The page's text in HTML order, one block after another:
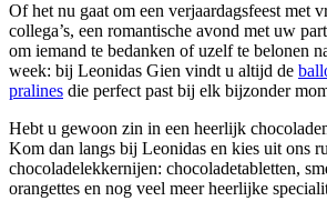
Of het nu gaat om een verjaardagsfeest met
collega’s, een romantische avond met uw
om iemand te bedanken of uzelf te belonen
week: bij Leonidas Gien vindt u altijd de
pralines die perfect past bij elk bijzonder
Hebt u gewoon zin in een heerlijk
Kom dan langs bij Leonidas en kies uit ons
chocoladelekkernijen: chocoladetabletten,
orangettes en nog veel meer heerlijke